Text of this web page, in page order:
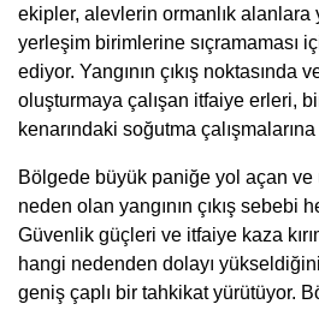
ekipler, alevlerin ormanlık alanlara
yerleşim birimlerine sıçramaması
ediyor. Yangının çıkış noktasında
oluşturmaya çalışan itfaiye erleri,
kenarındaki soğutma
Bölgede büyük paniğe yol açan ve
neden olan yangının çıkış sebebi
Güvenlik güçleri ve itfaiye kaza
hangi nedenden dolayı
geniş çaplı bir tahkikat yürütüyor.